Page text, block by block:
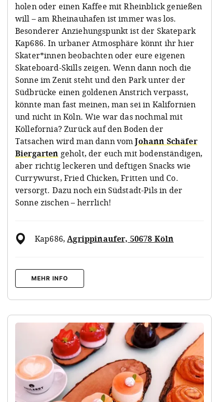
holen oder einen Kaffee mit Rheinblick genießen
will – am Rheinauhafen ist immer was los.
Besonderer Anziehungspunkt ist der Skatepark
Kap686. In urbaner Atmosphäre könnt ihr hier
Skater*innen beobachten oder eure eigenen
Skateboard-Skills zeigen. Wenn dann noch die
Sonne im Zenit steht und den Park unter der
Südbrücke einen goldenen Anstrich verpasst,
könnte man fast meinen, man sei in Kalifornien
und nicht in Köln. Wie war das nochmal mit
Köllefornia? Zurück auf den Boden der
Tatsachen wird man dann vomJohann Schäfer
Biergarten geholt, der euch mit bodenständigen,
aber richtig leckeren und deftigen Snacks wie
Currywurst, Fried Chicken, Fritten und Co.
versorgt. Dazu noch ein Südstadt-Pils in der
Sonne zischen – herrlich!
Kap686,Agrippinaufer, 50678 Köln
MEHR INFO